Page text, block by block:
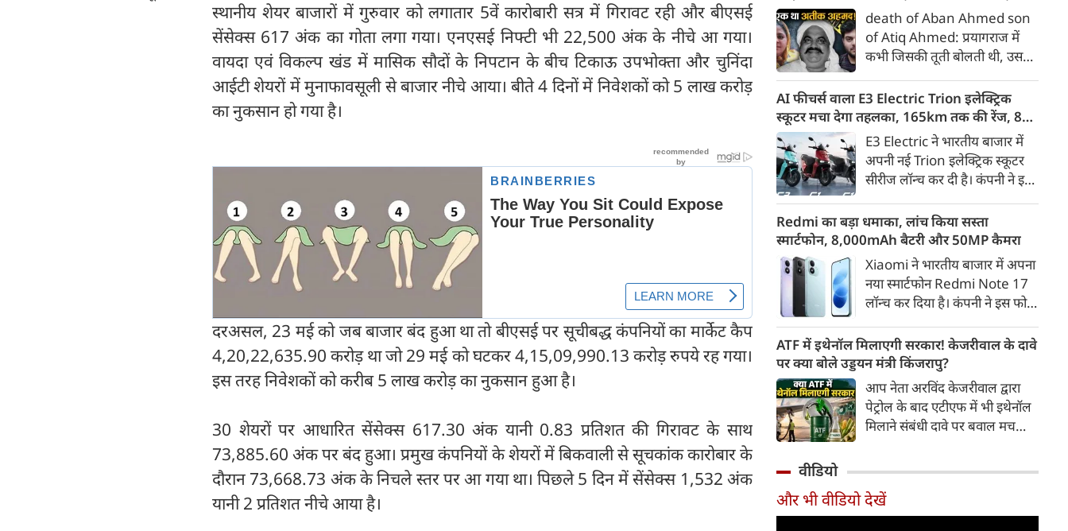
स्थानीय शेयर बाजारों में गुरुवार को लगातार 5वें कारोबारी सत्र में गिरावट रही और बीएसई
सेंसेक्स 617 अंक का गोता लगा गया। एनएसई निफ्टी भी 22,500 अंक के नीचे आ गया।
वायदा एवं विकल्प खंड में मासिक सौदों के निपटान के बीच टिकाऊ उपभोक्ता और चुनिंदा
आईटी शेयरों में मुनाफावसूली से बाजार नीचे आया। बीते 4 दिनों में निवेशकों को 5 लाख करोड़
का नुकसान हो गया है।
दरअसल, 23 मई को जब बाजार बंद हुआ था तो बीएसई पर सूचीबद्ध कंपनियों का मार्केट कैप
4,20,22,635.90 करोड़ था जो 29 मई को घटकर 4,15,09,990.13 करोड़ रुपये रह गया।
इस तरह निवेशकों को करीब 5 लाख करोड़ का नुकसान हुआ है।
30 शेयरों पर आधारित सेंसेक्स 617.30 अंक यानी 0.83 प्रतिशत की गिरावट के साथ
73,885.60 अंक पर बंद हुआ। प्रमुख कंपनियों के शेयरों में बिकवाली से सूचकांक कारोबार के
दौरान 73,668.73 अंक के निचले स्तर पर आ गया था। पिछले 5 दिन में सेंसेक्स 1,532 अंक
यानी 2 प्रतिशत नीचे आया है।
मेटाडेटा उपलब्ध कराना अनिवार्य
किया है। साथ ही, सरकारी या
न्यायालय के आदेश के आधार पर
गैरकानूनी जानकारी हटाने की
समयसीमा 36 घंटे से घटाकर 3 घंटे
कर दी गई है।
की पत्नी
death of Aban Ahmed son
of Atiq Ahmed: प्रयागराज में
कभी जिसकी तूती बोलती थी, उस
अहमद के कुनबे पर कानून और
किस्मत की दोहरी मार पड़ रही है।
जिस झांसी जिले में अप्रैल 2023 में
अतीक के एनकाउंटर में मारे गए बेटे
असद की सांसें थमी थीं, उसी झांसी में
अब उसके छोटे बेटे अबान की भीषण
सड़क दुर्घटना में जान चली गई है।
AI फीचर्स वाला E3 Electric Trion इलेक्ट्रिक
स्कूटर मचा देगा तहलका, 165km तक की रेंज, 8
साल की बैटरी वारंटी, कीमत जानेंगे तो हो जाएंगे
हैरान
E3 Electric ने भारतीय बाजार में
अपनी नई Trion इलेक्ट्रिक स्कूटर
सीरीज लॉन्च कर दी है। कंपनी ने इसे
पेश किया है। Trion की शुरुआती
कीमत 99,999 रुपए (एक्स-शोरूम,
बेंगलुरु) रखी गई है। फिलहाल इसकी
बुकिंग बेंगलुरु के ग्राहकों के लिए
कंपनी की आधिकारिक वेबसाइट के
जरिए शुरू की गई है। आने वाले समय
में इसे दूसरे शहरों में भी उपलब्ध
कराया जाएगा।
Redmi का बड़ा धमाका, लांच किया सस्ता
स्मार्टफोन, 8,000mAh बैटरी और 50MP कैमरा
Xiaomi ने भारतीय बाजार में अपना
नया स्मार्टफोन Redmi Note 17
लॉन्च कर दिया है। कंपनी ने इस फोन
डिस्प्ले, 8,000mAh की बड़ी बैटरी
और Qualcomm Snapdragon
चिपसेट के साथ पेश किया है। फोन में
50MP का मेन कैमरा दिया गया है।
इसके अलावा Redmi Note 17 में
Corning Gorilla Glass 7i
चेसिस जैसे फीचर्स मिलते हैं।
ATF में इथेनॉल मिलाएगी सरकार! केजरीवाल के दावे
पर क्या बोले उड्डयन मंत्री किंजरापु?
आप नेता अरविंद केजरीवाल द्वारा
पेट्रोल के बाद एटीएफ में भी इथेनॉल
मिलाने संबंधी दावे पर बवाल मच
इथेनॉल मिलाने की कोई योजना नहीं
है।
वीडियो
और भी वीडियो देखें